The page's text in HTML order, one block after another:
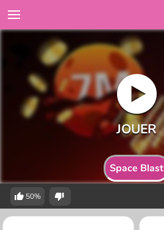
Space Blast
50%